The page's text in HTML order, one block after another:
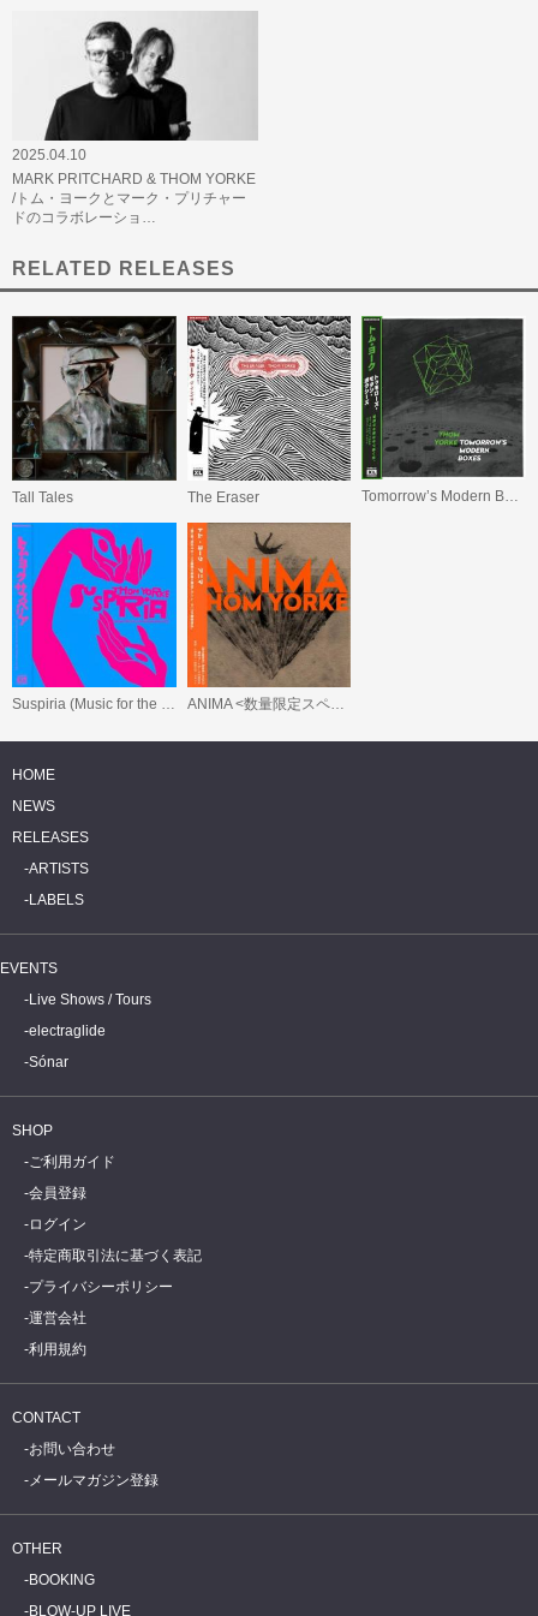
2025.04.10
MARK PRITCHARD & THOM YORKE
/トム・ヨークとマーク・プリチャー
ドのコラボレーショ…
RELATED RELEASES
Tall Tales The Eraser Tomorrow’s Modern Boxes
ANIMA <数量限定スペシャル・プライス盤>
HOME
NEWS
RELEASES
ARTISTS
LABELS
EVENTS
Live Shows / Tours
electraglide
Sónar
SHOP
ご利用ガイド
会員登録
ログイン
特定商取引法に基づく表記
プライバシーポリシー
運営会社
利用規約
CONTACT
お問い合わせ
メールマガジン登録
OTHER
BOOKING
BLOW-UP LIVE